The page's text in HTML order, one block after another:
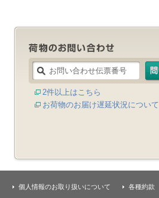
2件以上はこちら
お荷物のお届け遅延状況について
個人情報のお取り扱いについて 各種約款